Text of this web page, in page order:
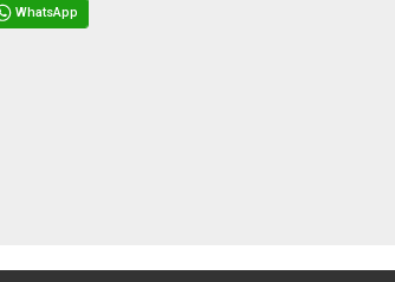
WhatsApp